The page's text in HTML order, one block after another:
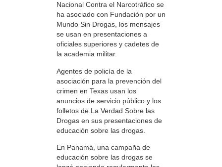
Nacional Contra el Narcotráfico se
ha asociado con Fundación por un
Mundo Sin Drogas, los mensajes
se usan en presentaciones a
oficiales superiores y cadetes de
la academia militar.
Agentes de policía de la
asociación para la prevención del
crimen en Texas usan los
anuncios de servicio público y los
folletos de La Verdad Sobre las
Drogas en sus presentaciones de
educación sobre las drogas.
En Panamá, una campaña de
educación sobre las drogas se